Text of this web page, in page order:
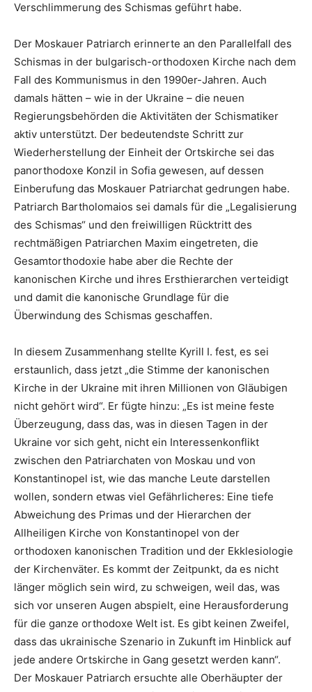
Verschlimmerung des Schismas geführt habe.
Der Moskauer Patriarch erinnerte an den Parallelfall des
Schismas in der bulgarisch-orthodoxen Kirche nach dem
Fall des Kommunismus in den 1990er-Jahren. Auch
damals hätten – wie in der Ukraine – die neuen
Regierungsbehörden die Aktivitäten der Schismatiker
aktiv unterstützt. Der bedeutendste Schritt zur
Wiederherstellung der Einheit der Ortskirche sei das
panorthodoxe Konzil in Sofia gewesen, auf dessen
Einberufung das Moskauer Patriarchat gedrungen habe.
Patriarch Bartholomaios sei damals für die „Legalisierung
des Schismas“ und den freiwilligen Rücktritt des
rechtmäßigen Patriarchen Maxim eingetreten, die
Gesamtorthodoxie habe aber die Rechte der
kanonischen Kirche und ihres Ersthierarchen verteidigt
und damit die kanonische Grundlage für die
Überwindung des Schismas geschaffen.
In diesem Zusammenhang stellte Kyrill I. fest, es sei
erstaunlich, dass jetzt „die Stimme der kanonischen
Kirche in der Ukraine mit ihren Millionen von Gläubigen
nicht gehört wird“. Er fügte hinzu: „Es ist meine feste
Überzeugung, dass das, was in diesen Tagen in der
Ukraine vor sich geht, nicht ein Interessenkonflikt
zwischen den Patriarchaten von Moskau und von
Konstantinopel ist, wie das manche Leute darstellen
wollen, sondern etwas viel Gefährlicheres: Eine tiefe
Abweichung des Primas und der Hierarchen der
Allheiligen Kirche von Konstantinopel von der
orthodoxen kanonischen Tradition und der Ekklesiologie
der Kirchenväter. Es kommt der Zeitpunkt, da es nicht
länger möglich sein wird, zu schweigen, weil das, was
sich vor unseren Augen abspielt, eine Herausforderung
für die ganze orthodoxe Welt ist. Es gibt keinen Zweifel,
dass das ukrainische Szenario in Zukunft im Hinblick auf
jede andere Ortskirche in Gang gesetzt werden kann“.
Der Moskauer Patriarch ersuchte alle Oberhäupter der